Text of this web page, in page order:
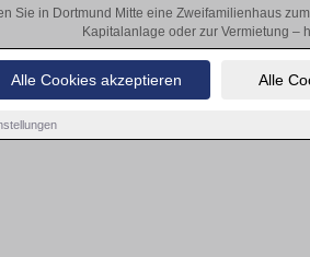
Alle Cookies akzeptieren Alle
Sie in Dortmund Mitte eine Zweifamilienhaus
Kapitalanlage oder zur Vermietung –
wir derzeit keine passenden Objekte finden.